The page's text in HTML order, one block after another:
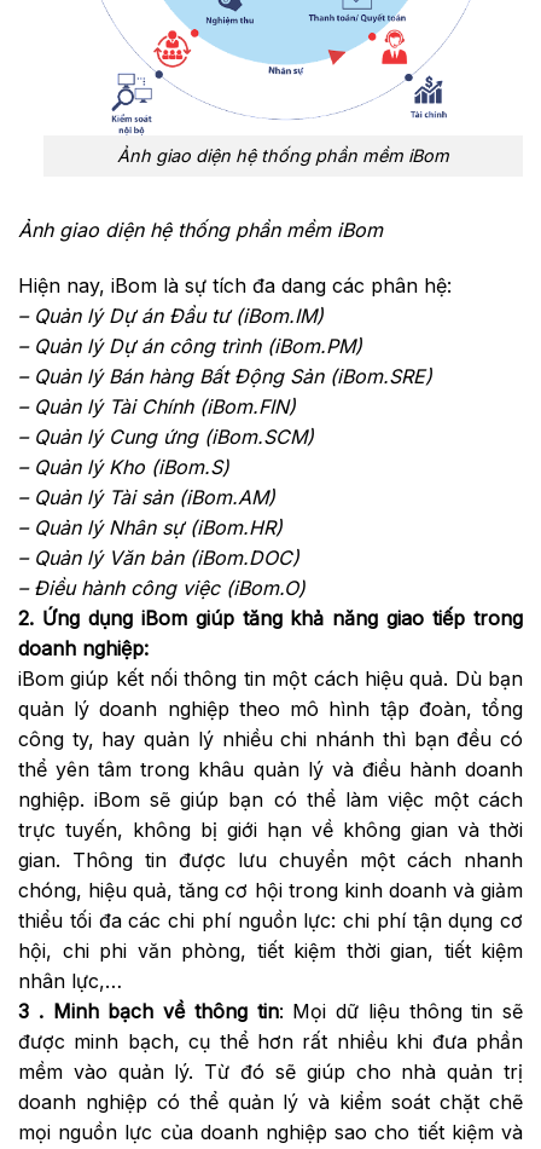
Ảnh giao diện hệ thống phần mềm iBom
Ảnh giao diện hệ thống phần mềm iBom
Hiện nay, iBom là sự tích đa dang các phân hệ:
– Quản lý Dự án Đầu tư (iBom.IM)
– Quản lý Dự án công trình (iBom.PM)
– Quản lý Bán hàng Bất Động Sản (iBom.SRE)
– Quản lý Tài Chính (iBom.FIN)
– Quản lý Cung ứng (iBom.SCM)
– Quản lý Kho (iBom.S)
– Quản lý Tài sản (iBom.AM)
– Quản lý Nhân sự (iBom.HR)
– Quản lý Văn bản (iBom.DOC)
– Điều hành công việc (iBom.O)
2. Ứng dụng iBom giúp tăng khả năng giao tiếp trong
doanh nghiệp:
iBom giúp kết nối thông tin một cách hiệu quả. Dù bạn
quản lý doanh nghiệp theo mô hình tập đoàn, tổng
công ty, hay quản lý nhiều chi nhánh thì bạn đều có
thể yên tâm trong khâu quản lý và điều hành doanh
nghiệp. iBom sẽ giúp bạn có thể làm việc một cách
trực tuyến, không bị giới hạn về không gian và thời
gian. Thông tin được lưu chuyển một cách nhanh
chóng, hiệu quả, tăng cơ hội trong kinh doanh và giảm
thiểu tối đa các chi phí nguồn lực: chi phí tận dụng cơ
hội, chi phi văn phòng, tiết kiệm thời gian, tiết kiệm
nhân lực,…
3 . Minh bạch về thông tin: Mọi dữ liệu thông tin sẽ
được minh bạch, cụ thể hơn rất nhiều khi đưa phần
mềm vào quản lý. Từ đó sẽ giúp cho nhà quản trị
doanh nghiệp có thể quản lý và kiểm soát chặt chẽ
mọi nguồn lực của doanh nghiệp sao cho tiết kiệm và